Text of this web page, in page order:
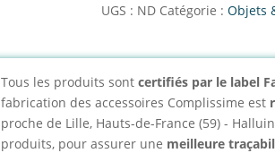
UGS : ND Catégorie : Objets
Tous les produits sontcertifiés par le label
fabrication des accessoires Complissime est
proche de Lille, Hauts-de-France (59) -
produits, pour assurer une meilleure